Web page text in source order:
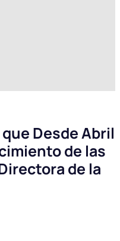
Desde Abril
de las
de la